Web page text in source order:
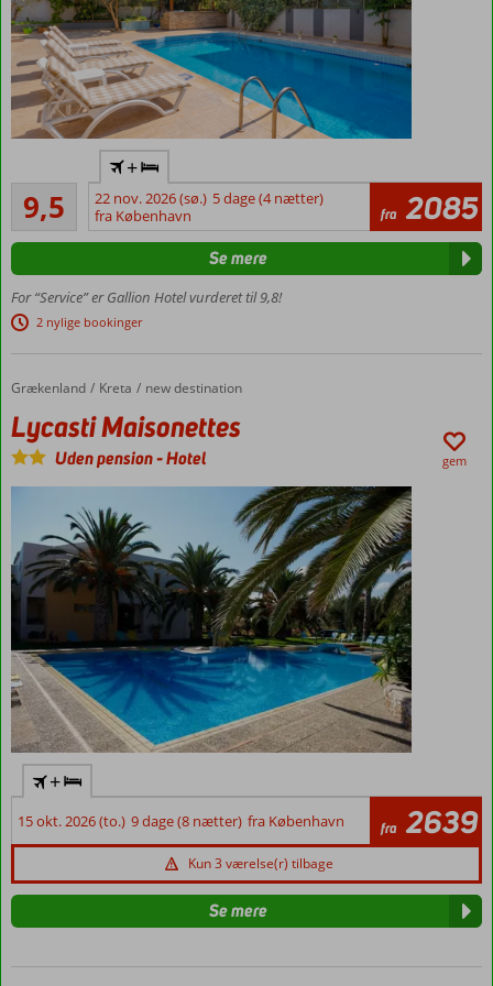
Gazipasa
Central
beliggenhed
stranden
Kort gåtur fra
9,5Enestående
4
anmeldelser
+
22 nov. 2026 (sø.) 5 dage (4 nætter)
fra København
fra 2085
For “Service” er Gallion Hotel vurderet til 9,8!
2 nylige bookinger
Se mere
Forside
Grækenland Kreta new destination
Lycasti Maisonettes
Lycasti Maisonettes
Uden pension-Hotel gem
+
15 okt. 2026 (to.) 9 dage (8 nætter) fra København fra 2639
Kun 3 værelse(r) tilbage
Se mere